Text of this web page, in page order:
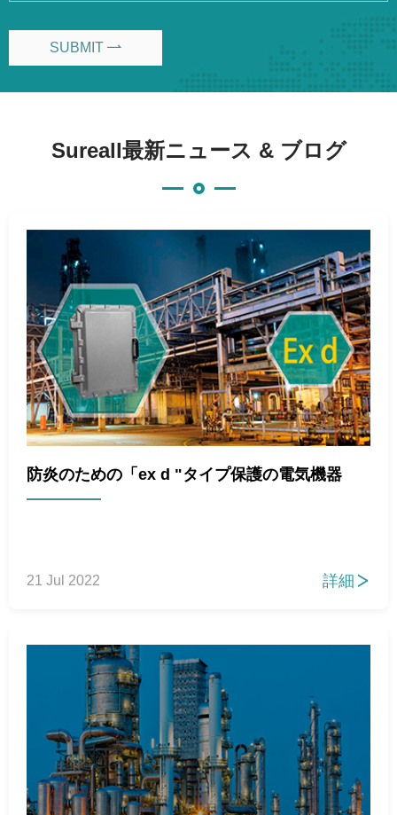
SUBMIT 
Sureall最新ニュース & ブログ
防炎のための「ex d "タイプ保護の電気機器
21 Jul 2022 詳細 